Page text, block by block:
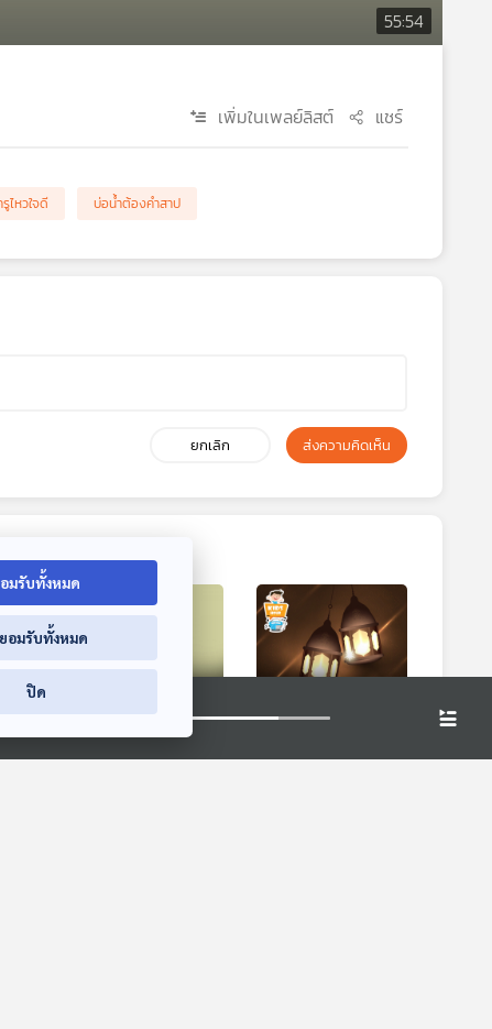
55:54
เพิ่มในเพลย์ลิสต์ แชร์
ไหวใจดี บ่อน้ำต้องคำสาป
ยกเลิก ส่งความคิดเห็น
าม
55:54
EP. 3: แม่ครัวไก่อบ
EP. 4: คุณค่าของ
มรับทั้งหมด
อมรับทั้งหมด
ปิด